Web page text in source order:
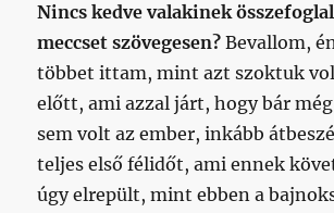
Nincs kedve valakinek
meccset szövegesen? Bevallom,
többet ittam, mint azt szoktuk
előtt, ami azzal járt, hogy bár
sem volt az ember, inkább
teljes első félidőt, ami ennek
úgy elrepült, mint ebben a